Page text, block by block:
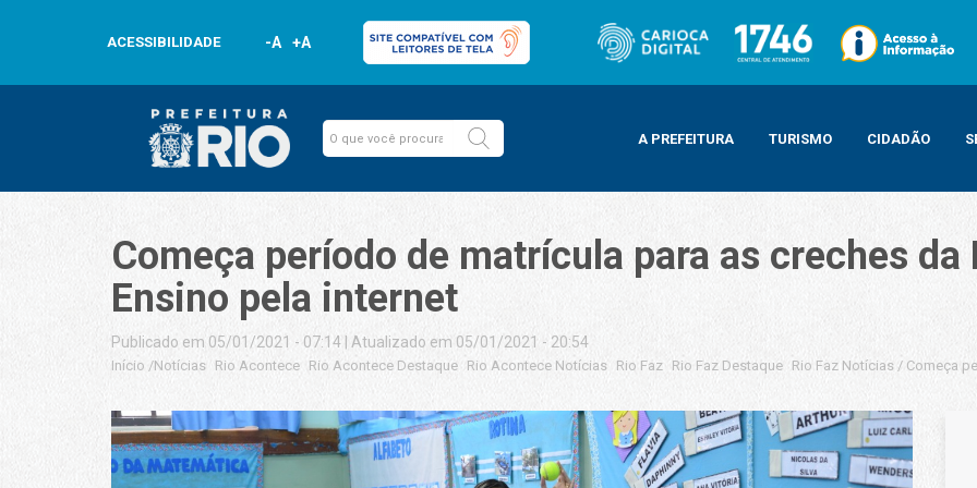
ACESSIBILIDADE -A +A
A PREFEITURA TURISMO CIDADÃO
Começa período de matrícula para as creches
Ensino pela internet
Publicado em 05/01/2021 - 07:14 Atualizado em 05/01/2021 - 20:54
Início /Notícias Rio Acontece Rio Acontece Destaque Rio Acontece Notícias Rio Faz Rio Faz Destaque Rio Faz Notícias / Começa